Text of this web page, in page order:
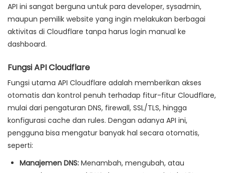
API ini sangat berguna untuk para developer, sysadmin,
maupun pemilik website yang ingin melakukan berbagai
aktivitas di Cloudflare tanpa harus login manual ke
dashboard.
Fungsi API Cloudflare
Fungsi utama API Cloudflare adalah memberikan akses
otomatis dan kontrol penuh terhadap fitur-fitur Cloudflare,
mulai dari pengaturan DNS, firewall, SSL/TLS, hingga
konfigurasi cache dan rules. Dengan adanya API ini,
pengguna bisa mengatur banyak hal secara otomatis,
seperti:
Manajemen DNS: Menambah, mengubah, atau